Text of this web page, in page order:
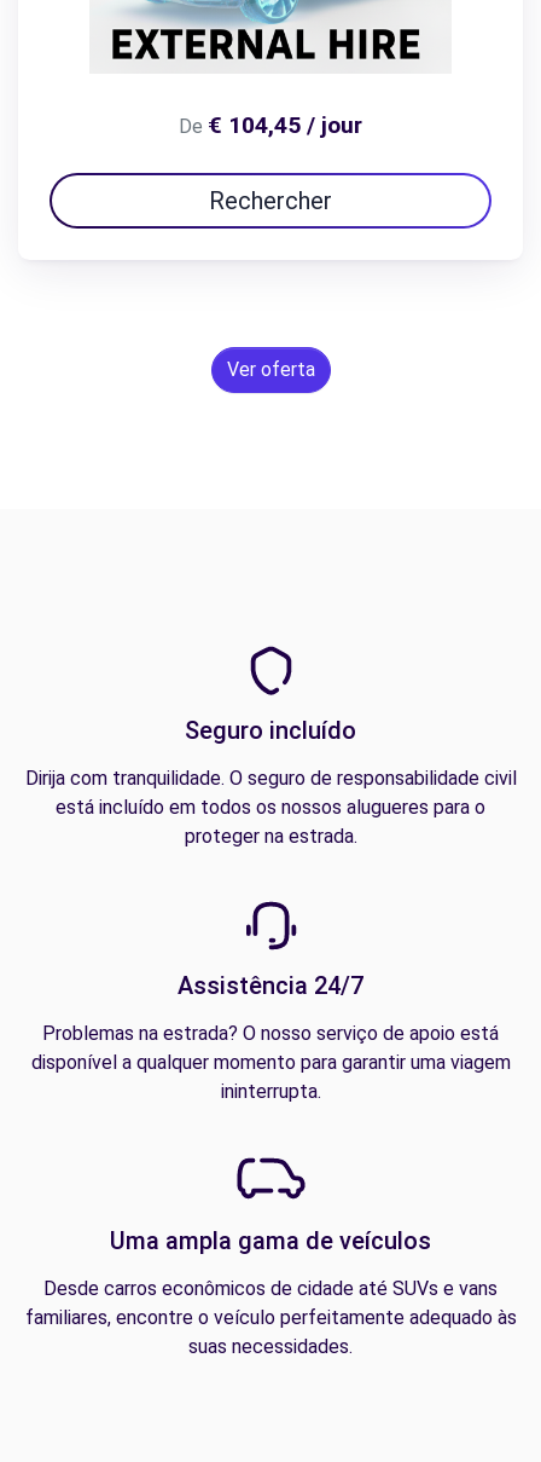
De € 104,45 / jour
Rechercher
Ver oferta
Seguro incluído
Dirija com tranquilidade. O seguro de responsabilidade civil
está incluído em todos os nossos alugueres para o
proteger na estrada.
Assistência 24/7
Problemas na estrada? O nosso serviço de apoio está
disponível a qualquer momento para garantir uma viagem
ininterrupta.
Uma ampla gama de veículos
Desde carros econômicos de cidade até SUVs e vans
familiares, encontre o veículo perfeitamente adequado às
suas necessidades.